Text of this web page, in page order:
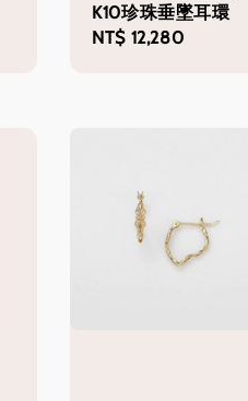
K10珍珠垂墜耳環
Regular
NT$ 12,280